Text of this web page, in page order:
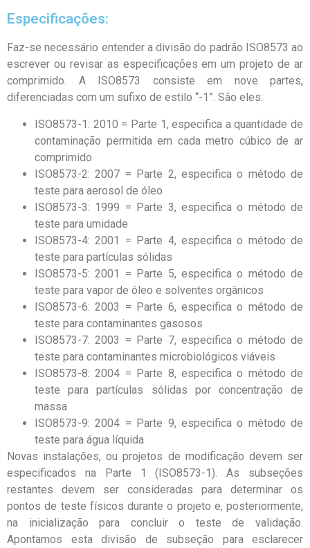
Especificações:
Faz-se necessário entender a divisão do padrão ISO8573 ao
escrever ou revisar as especificações em um projeto de ar
comprimido. A ISO8573 consiste em nove partes,
diferenciadas com um sufixo de estilo “-1”. São eles:
ISO8573-1: 2010 = Parte 1, especifica a quantidade de
contaminação permitida em cada metro cúbico de ar
comprimido
ISO8573-2: 2007 = Parte 2, especifica o método de
teste para aerosol de óleo
ISO8573-3: 1999 = Parte 3, especifica o método de
teste para umidade
ISO8573-4: 2001 = Parte 4, especifica o método de
teste para partículas sólidas
ISO8573-5: 2001 = Parte 5, especifica o método de
teste para vapor de óleo e solventes orgânicos
ISO8573-6: 2003 = Parte 6, especifica o método de
teste para contaminantes gasosos
ISO8573-7: 2003 = Parte 7, especifica o método de
teste para contaminantes microbiológicos viáveis
ISO8573-8: 2004 = Parte 8, especifica o método de
teste para partículas sólidas por concentração de
massa
ISO8573-9: 2004 = Parte 9, especifica o método de
teste para água líquida
Novas instalações, ou projetos de modificação devem ser
especificados na Parte 1 (ISO8573-1). As subseções
restantes devem ser consideradas para determinar os
pontos de teste físicos durante o projeto e, posteriormente,
na inicialização para concluir o teste de validação.
Apontamos esta divisão de subseção para esclarecer